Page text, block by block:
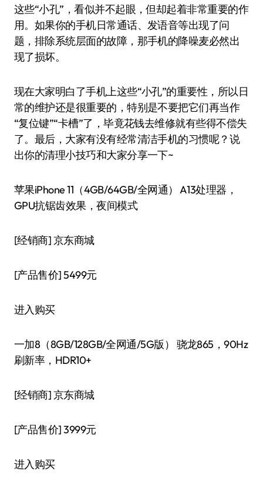
这些“小孔”，看似并不起眼，但却起着非常重要的作
用。如果你的手机日常通话、发语音等出现了问
题，排除系统层面的故障，那手机的降噪麦必然出
现了损坏。
现在大家明白了手机上这些“小孔”的重要性，所以日
常的维护还是很重要的，特别是不要把它们再当作
“复位键”“卡槽”了，毕竟花钱去维修就有些得不偿失
了。最后，大家有没有经常清洁手机的习惯呢？说
出你的清理小技巧和大家分享一下~
苹果iPhone 11（4GB/64GB/全网通） A13处理器，
GPU抗锯齿效果，夜间模式
[经销商]京东商城
[产品售价]5499元
进入购买
一加8（8GB/128GB/全网通/5G版） 骁龙865，90Hz
刷新率，HDR10+
[经销商]京东商城
[产品售价]3999元
进入购买